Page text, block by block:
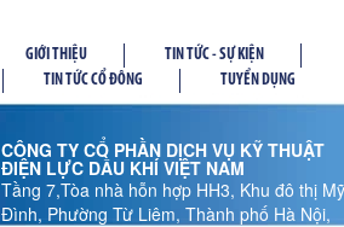
GIỚI THIỆU
TIN TỨC - SỰ KIỆN
TIN TỨC CỔ ĐÔNG TUYỂN DỤNG
CÔNG TY CỔ PHẦN DỊCH VỤ KỸ THUẬT
ĐIỆN LỰC DẦU KHÍ VIỆT NAM
Tầng 7,Tòa nhà hỗn hợp HH3, Khu đô thị Mỹ
Đình, Phường Từ Liêm, Thành phố Hà Nội,